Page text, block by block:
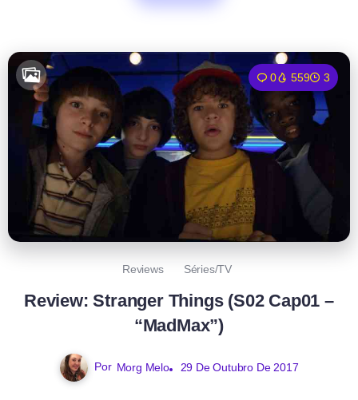
0 559 3
Reviews Séries/TV
Review: Stranger Things (S02 Cap01 –
“MadMax”)
Por Morg Melo 29 De Outubro De 2017